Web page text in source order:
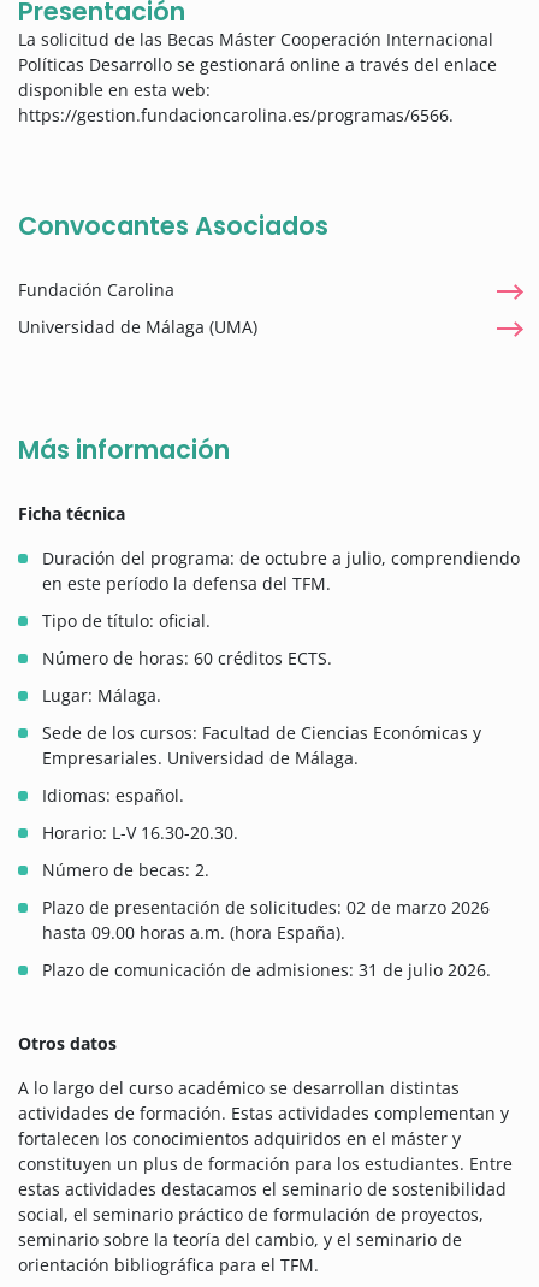
Presentación
La solicitud de las Becas Máster Cooperación Internacional
Políticas Desarrollo se gestionará online a través del enlace
disponible en esta web:
https://gestion.fundacioncarolina.es/programas/6566.
Convocantes Asociados
Fundación Carolina
Universidad de Málaga (UMA)
Más información
Ficha técnica
Duración del programa: de octubre a julio, comprendiendo
en este período la defensa del TFM.
Tipo de título: oficial.
Número de horas: 60 créditos ECTS.
Lugar: Málaga.
Sede de los cursos: Facultad de Ciencias Económicas y
Empresariales. Universidad de Málaga.
Idiomas: español.
Horario: L-V 16.30-20.30.
Número de becas: 2.
Plazo de presentación de solicitudes: 02 de marzo 2026
hasta 09.00 horas a.m. (hora España).
Plazo de comunicación de admisiones: 31 de julio 2026.
Otros datos
A lo largo del curso académico se desarrollan distintas
actividades de formación. Estas actividades complementan y
fortalecen los conocimientos adquiridos en el máster y
constituyen un plus de formación para los estudiantes. Entre
estas actividades destacamos el seminario de sostenibilidad
social, el seminario práctico de formulación de proyectos,
seminario sobre la teoría del cambio, y el seminario de
orientación bibliográfica para el TFM.